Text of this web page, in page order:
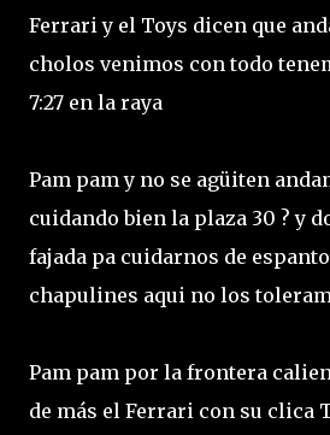
Ferrari y el Toys dicen que
cholos venimos con todo
7:27 en la raya
Pam pam y no se agüiten
cuidando bien la plaza 30 ? y
fajada pa cuidarnos de
chapulines aqui no los
Pam pam por la frontera
de más el Ferrari con su clica